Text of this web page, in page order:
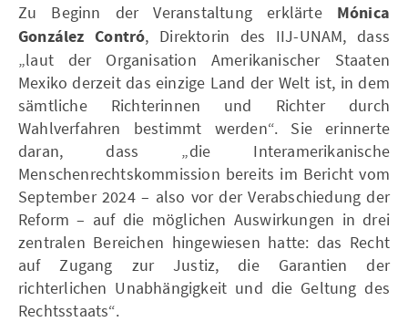
Zu Beginn der Veranstaltung erklärte Mónica
González Contró, Direktorin des IIJ-UNAM, dass
„laut der Organisation Amerikanischer Staaten
Mexiko derzeit das einzige Land der Welt ist, in dem
sämtliche Richterinnen und Richter durch
Wahlverfahren bestimmt werden“. Sie erinnerte
daran, dass „die Interamerikanische
Menschenrechtskommission bereits im Bericht vom
September 2024 – also vor der Verabschiedung der
Reform – auf die möglichen Auswirkungen in drei
zentralen Bereichen hingewiesen hatte: das Recht
auf Zugang zur Justiz, die Garantien der
richterlichen Unabhängigkeit und die Geltung des
Rechtsstaats“.